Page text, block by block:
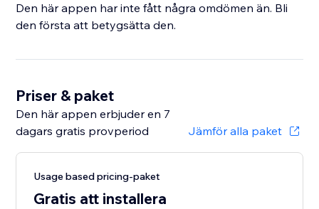
Den här appen har inte fått några omdömen än. Bli
den första att betygsätta den.
Priser & paket
Den här appen erbjuder en 7
dagars gratis provperiod
Jämför alla paket
Usage based pricing-paket
Gratis att installera